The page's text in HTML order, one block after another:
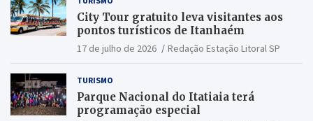
City Tour gratuito leva visitantes aos
pontos turísticos de Itanhaém
17 de julho de 2026 Redação Estação Litoral SP
TURISMO
Parque Nacional do Itatiaia terá
programação especial